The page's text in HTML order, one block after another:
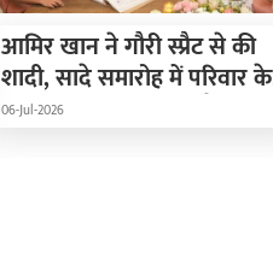
आमिर खान ने गौरी स्प्रैट से की
शादी, सादे समारोह में परिवार के
साथ विशेष अतिथि रहे मौजूद…
06-Jul-2026